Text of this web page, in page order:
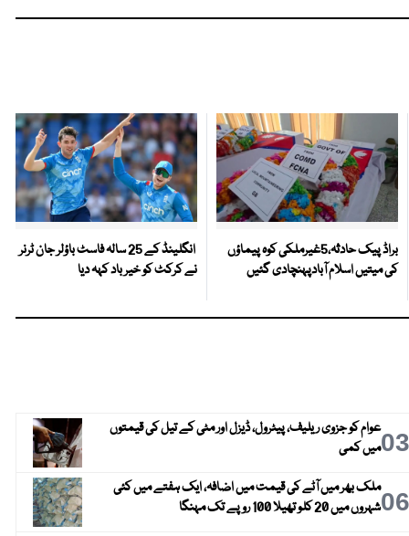
براڈ پیک حادثہ،5غیرملکی کوہ پیماؤں
کی میتیں اسلام آبادپہنچادی گئیں
انگلینڈ کے 25 سالہ فاسٹ باؤلر جان ٹرنر
نے کرکٹ کو خیر باد کہہ دیا
03عوام کو جزوی ریلیف، پیٹرول، ڈیزل اور مٹی کے تیل کی قیمتوں
میں کمی
06ملک بھر میں آٹے کی قیمت میں اضافہ، ایک ہفتے میں کئی
شہروں میں 20 کلو تھیلا 100 روپے تک مہنگا